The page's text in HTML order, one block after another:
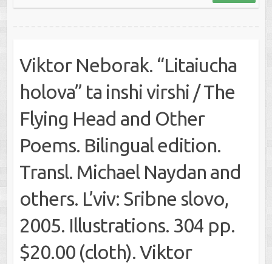
Viktor Neborak. “Litaiucha
holova” ta inshi virshi / The
Flying Head and Other
Poems. Bilingual edition.
Transl. Michael Naydan and
others. L’viv: Sribne slovo,
2005. Illustrations. 304 pp.
$20.00 (cloth). Viktor